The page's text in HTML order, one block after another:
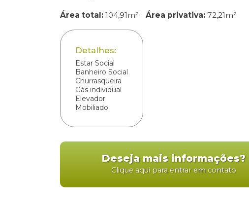
Área total: 104,91m² Área privativa: 72,21m²
Detalhes:
Estar Social
Banheiro Social
Churrasqueira
Gás individual
Elevador
Mobiliado
Deseja mais informações?
Clique aqui para entrar em contato